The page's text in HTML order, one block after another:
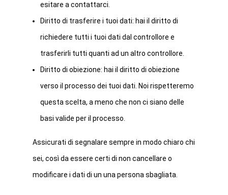
esitare a contattarci.
Diritto di trasferire i tuoi dati: hai il diritto di
richiedere tutti i tuoi dati dal controllore e
trasferirli tutti quanti ad un altro controllore.
Diritto di obiezione: hai il diritto di obiezione
verso il processo dei tuoi dati. Noi rispetteremo
questa scelta, a meno che non ci siano delle
basi valide per il processo.
Assicurati di segnalare sempre in modo chiaro chi
sei, così da essere certi di non cancellare o
modificare i dati di un una persona sbagliata.